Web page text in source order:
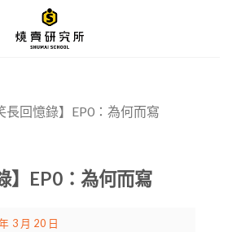
長回憶錄】EP0：為何而寫
】EP0：為何而寫
3 月 20 日